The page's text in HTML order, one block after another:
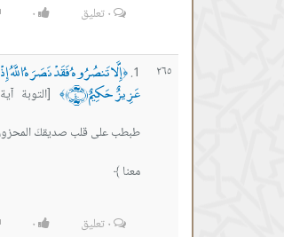
٠تعليق ٠
٢٦٥ ﴿إِلَّا تَنصُرُوهُ فَقَدْ نَصَرَهُ اللَّهُ
عَزِيزٌ حَكِيمٌ ﴿٤٠﴾ ﴾
[التوبة
معنا ﴾
٠تعليق ٠